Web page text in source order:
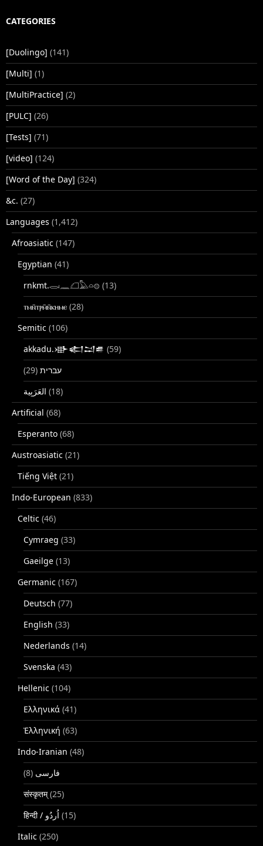
CATEGORIES
[Duolingo] (141)
[Multi] (1)
[MultiPractice] (2)
[PULC] (26)
[Tests] (71)
[video] (124)
[Word of the Day] (324)
&c. (27)
Languages (1,412)
Afroasiatic (147)
Egyptian (41)
rnkmt.𓂋𓏺𓈖𓆎𓅓𓏏𓊖 (13)
ⲧⲙⲛ̄ⲧⲣⲙ̄ⲛ̄ⲕⲏⲙⲉ (28)
Semitic (106)
akkadu.𒀝𒅗𒁺𒌑 (59)
עברית (29)
(18)
Artificial (68)
Esperanto (68)
Austroasiatic (21)
Tiếng Việt (21)
Indo-European (833)
Celtic (46)
Cymraeg (33)
Gaeilge (13)
Germanic (167)
Deutsch (77)
English (33)
Nederlands (14)
Svenska (43)
Hellenic (104)
Ελληνικά (41)
Ἑλληνική (63)
Indo-Iranian (48)
فارسی (8)
संस्कृतम्(25)
(15)
Italic (250)